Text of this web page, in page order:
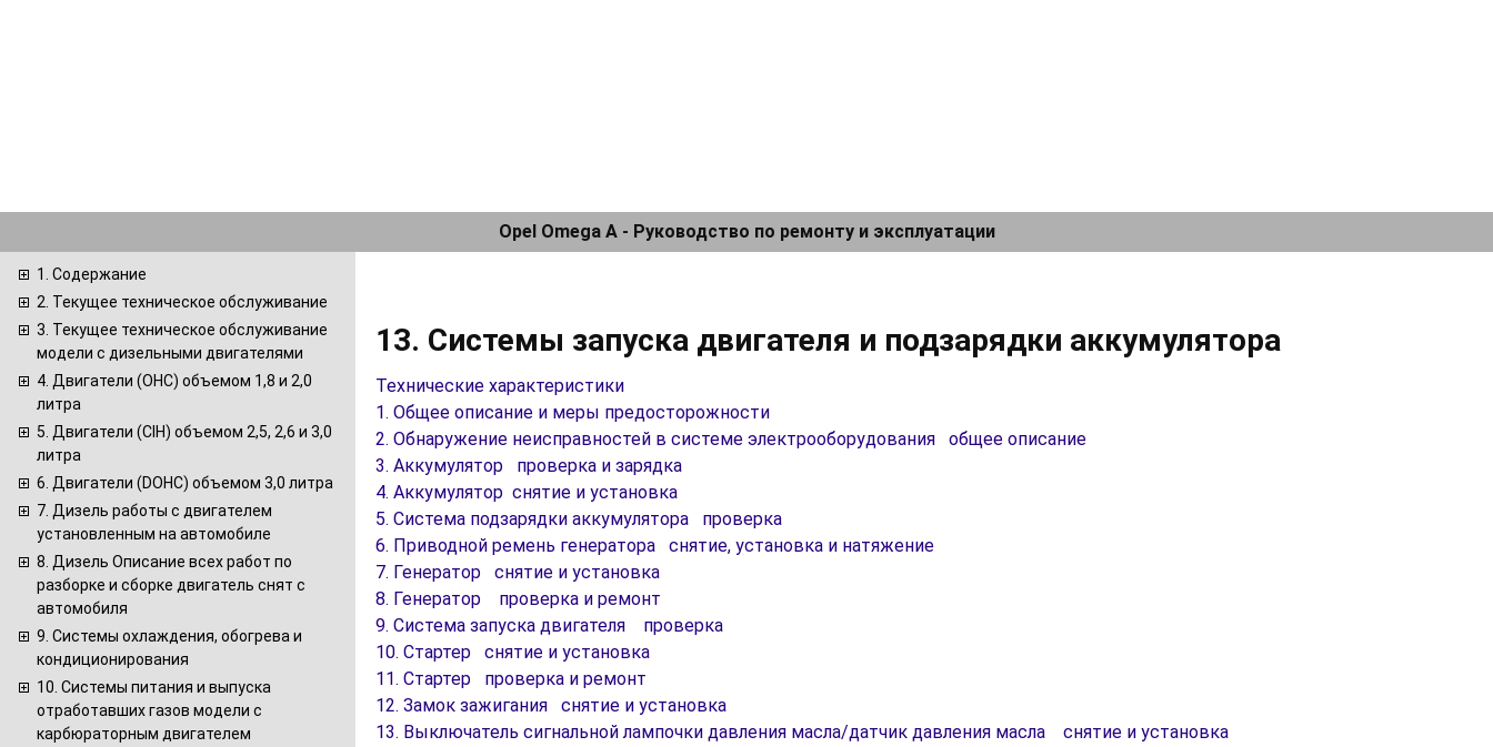
Opel Omega A - Руководство по ремонту и эксплуатации
1. Содержание
2. Текущее техническое обслуживание
3. Текущее техническое обслуживание
модели с дизельными двигателями
4. Двигатели (ОНС) объемом 1,8 и 2,0
литра
5. Двигатели (CIH) объемом 2,5, 2,6 и 3,0
литра
6. Двигатели (DOHC) объемом 3,0 литра
7. Дизель работы с двигателем
установленным на автомобиле
8. Дизель Описание всех работ по
разборке и сборке двигатель снят с
автомобиля
9. Системы охлаждения, обогрева и
кондиционирования
10. Системы питания и выпуска
отработавших газов модели с
карбюраторным двигателем
13. Системы запуска двигателя и подзарядки аккумулятора
Технические характеристики
1. Общее описание и меры предосторожности
2. Обнаружение неисправностей в системе электрооборудования общее описание
3. Аккумулятор проверка и зарядка
4. Аккумулятор снятие и установка
5. Система подзарядки аккумулятора проверка
6. Приводной ремень генератора снятие, установка и натяжение
7. Генератор снятие и установка
8. Генератор проверка и ремонт
9. Система запуска двигателя проверка
10. Стартер снятие и установка
11. Стартер проверка и ремонт
12. Замок зажигания снятие и установка
13. Выключатель сигнальной лампочки давления масла/датчик давления масла снятие и установка